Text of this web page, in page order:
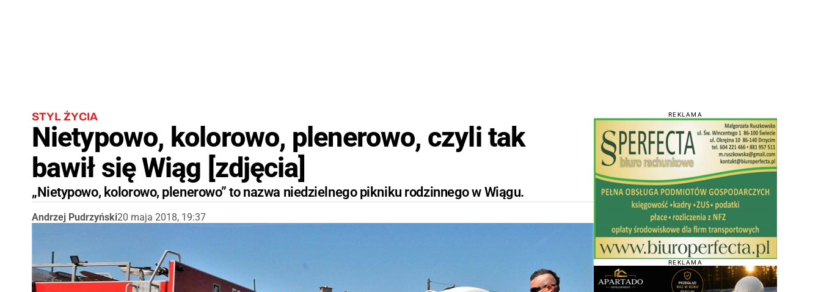
STYL ŻYCIA
Nietypowo, kolorowo, plenerowo, czyli tak
bawił się Wiąg [zdjęcia]
„Nietypowo, kolorowo, plenerowo” to nazwa niedzielnego pikniku rodzinnego w Wiągu.
Andrzej Pudrzyński20 maja 2018, 19:37
REKLAMA
REKLAMA